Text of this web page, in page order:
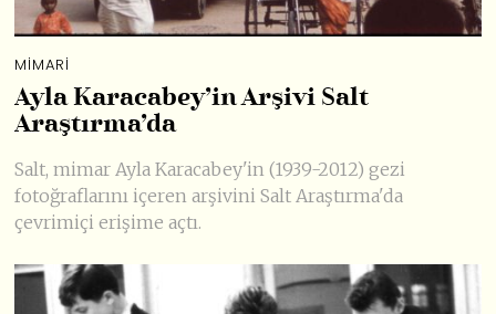
MIMARI
Ayla Karacabey’in Arşivi Salt
Araştırma’da
Salt, mimar Ayla Karacabey'in (1939-2012) gezi
fotoğraflarını içeren arşivini Salt Araştırma'da
çevrimiçi erişime açtı.